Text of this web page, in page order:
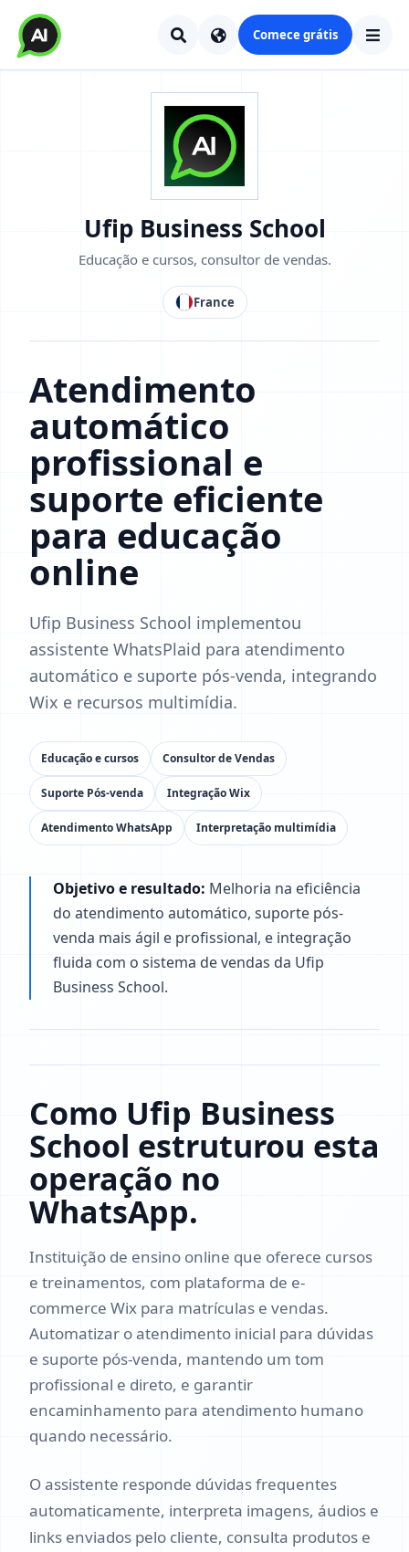
Comece grátis
Ufip Business School
Educação e cursos, consultor de vendas.
France
Atendimento
automático
profissional e
suporte eficiente
para educação
online
Ufip Business School implementou
assistente WhatsPlaid para atendimento
automático e suporte pós-venda, integrando
Wix e recursos multimídia.
Educação e cursos Consultor de Vendas
Suporte Pós-venda Integração Wix
Atendimento WhatsApp Interpretação multimídia
Objetivo e resultado: Melhoria na eficiência
do atendimento automático, suporte pós-
venda mais ágil e profissional, e integração
fluida com o sistema de vendas da Ufip
Business School.
Como Ufip Business
School estruturou esta
operação no
WhatsApp.
Instituição de ensino online que oferece cursos
e treinamentos, com plataforma de e-
commerce Wix para matrículas e vendas.
Automatizar o atendimento inicial para dúvidas
e suporte pós-venda, mantendo um tom
profissional e direto, e garantir
encaminhamento para atendimento humano
quando necessário.
O assistente responde dúvidas frequentes
automaticamente, interpreta imagens, áudios e
links enviados pelo cliente, consulta produtos e